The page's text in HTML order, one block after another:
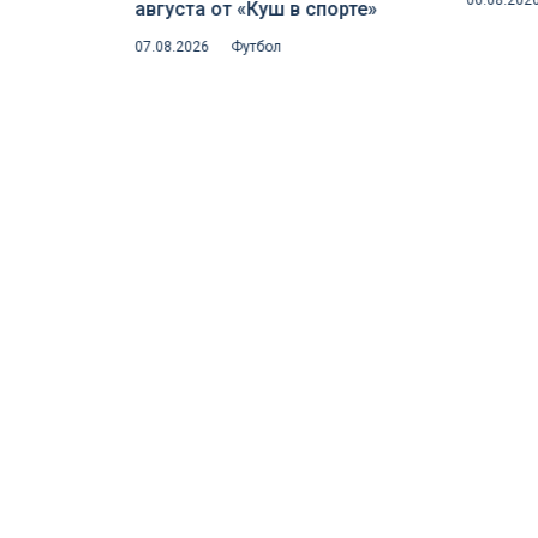
августа от «Куш в спорте»
07.08.2026 Футбол